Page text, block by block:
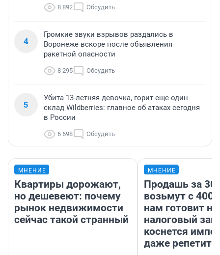
8 892 Обсудить
4
Громкие звуки взрывов раздались в
Воронеже вскоре после объявления
ракетной опасности
8 295 Обсудить
5
Убита 13-летняя девочка, горит еще один
склад Wildberries: главное об атаках сегодня
в России
6 698 Обсудить
МНЕНИЕ
Квартиры дорожают,
но дешевеют: почему
рынок недвижимости
сейчас такой странный
МНЕНИЕ
Продашь за
возьмут с
нам готовит
налоговый
коснется
даже